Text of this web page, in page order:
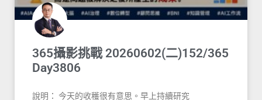
365攝影挑戰 20260602(二)152/365
Day3806
說明： 今天的收穫很有意思。早上持續研究